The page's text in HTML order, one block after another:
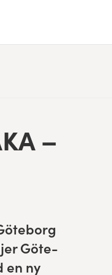
–
Göte­
en ny